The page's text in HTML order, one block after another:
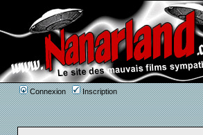
Connexion Inscription